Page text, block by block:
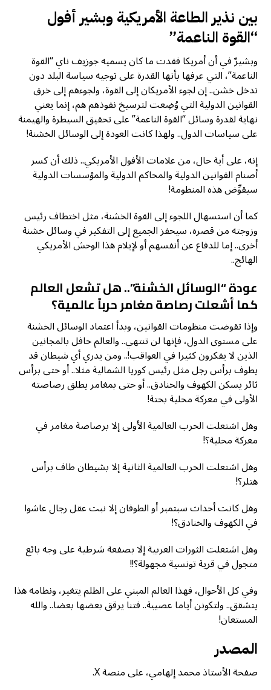
بين نذير الطاعة الأمريكية وبشير أفول
“القوة الناعمة”
وبشيرٌ في أن أمريكا فقدت ما كان يسميه جوزيف ناي “القوة
الناعمة”، التي عرفها بأنها القدرة على توجيه سياسة البلد دون
تدخل خشن.. إن لجوء الأمريكان إلى القوة، ولجوءهم إلى خرق
القوانين الدولية التي وُضِعت لترسيخ نفوذهم هم، إنما يعني
نهاية لقدرة وسائل “القوة الناعمة” على تحقيق السيطرة والهيمنة
على سياسات الدول.. ولهذا كانت العودة إلى الوسائل الخشنة!
إنه، على أية حال، من علامات الأفول الأمريكي.. ذلك أن كسر
أصنام القوانين الدولية والمحاكم الدولية والمؤسسات الدولية
سيقوِّض هذه المنظومة!
كما أن استسهال اللجوء إلى القوة الخشنة، مثل اختطاف رئيس
وزوجته من قصره، سيحفز الجميع إلى التفكير في وسائل خشنة
أخرى.. إما للدفاع عن أنفسهم أو لإيلام هذا الوحش الأمريكي
الهائج..
عودة “الوسائل الخشنة”.. هل تشعل العالم
كما أشعلت رصاصة مغامر حرباً عالمية؟
وإذا تقوضت منظومات القوانين، وبدأ اعتماد الوسائل الخشنة
على مستوى الدول، فإنها لن تنتهي.. والعالم حافل بالمجانين
الذين لا يفكرون كثيرا في العواقب!.. ومن يدري أي شيطان قد
يطوف برأس رجل مثل رئيس كوريا الشمالية مثلا.. أو حتى برأس
ثائر يسكن الكهوف والخنادق.. أو حتى بمغامر يطلق رصاصته
الأولى في معركة محلية بحتة!
وهل اشتعلت الحرب العالمية الأولى إلا برصاصة مغامر في
معركة محلية؟!
وهل اشتعلت الحرب العالمية الثانية إلا بشيطان طاف برأس
هتلر؟!
وهل كانت أحداث سبتمبر أو الطوفان إلا نبت عقل رجال عاشوا
في الكهوف والخنادق؟!
وهل اشتعلت الثورات العربية إلا بصفعة شرطية على وجه بائع
متجول في قرية تونسية مجهولة؟!!
وفي كل الأحوال، فهذا العالم المبني على الظلم يتغير، ونظامه هذا
يتشقق.. ولتكونن أياما عصيبة.. فتنا يرقق بعضها بعضا.. والله
المستعان!
المصدر
صفحة الأستاذ محمد إلهامي، على منصة X.